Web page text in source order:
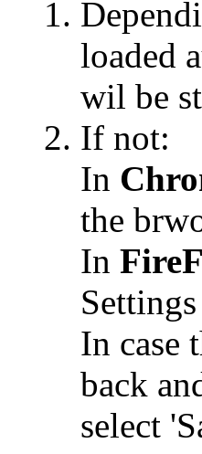
loaded
wil be
If not:
In
the
In
In case
back
select